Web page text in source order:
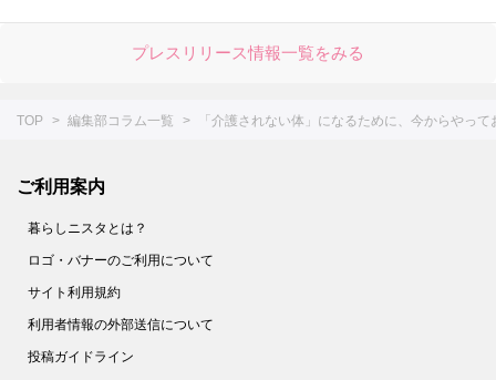
プレスリリース情報一覧をみる
TOP 編集部コラム一覧 「介護されない体」になるために、今からやっ
ご利用案内
暮らしニスタとは？
ロゴ・バナーのご利用について
サイト利用規約
利用者情報の外部送信について
投稿ガイドライン